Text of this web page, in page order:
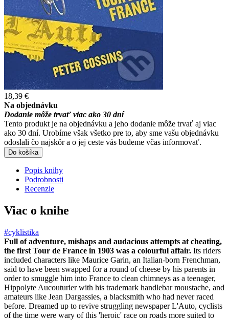
18,39 €
Na objednávku
Dodanie môže trvať viac ako 30 dní
Tento produkt je na objednávku a jeho dodanie môže trvať aj viac
ako 30 dní. Urobíme však všetko pre to, aby sme vašu objednávku
odoslali čo najskôr a o jej ceste vás budeme včas informovať.
Do košíka
Popis knihy
Podrobnosti
Recenzie
Viac o knihe
#cyklistika
Full of adventure, mishaps and audacious attempts at cheating,
the first Tour de France in 1903 was a colourful affair. Its riders
included characters like Maurice Garin, an Italian-born Frenchman,
said to have been swapped for a round of cheese by his parents in
order to smuggle him into France to clean chimneys as a teenager,
Hippolyte Aucouturier with his trademark handlebar moustache, and
amateurs like Jean Dargassies, a blacksmith who had never raced
before. Dreamed up to revive struggling newspaper L'Auto, cyclists
of the time were wary of this 'heroic' race on roads more suited to